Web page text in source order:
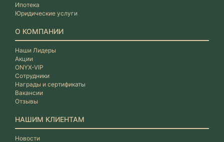
Ипотека
Юридические услуги
О КОМПАНИИ
Наши Лидеры
Акции
ONYX-VIP
Сотрудники
Награды и сертификаты
Вакансии
Отзывы
НАШИМ КЛИЕНТАМ
Новости